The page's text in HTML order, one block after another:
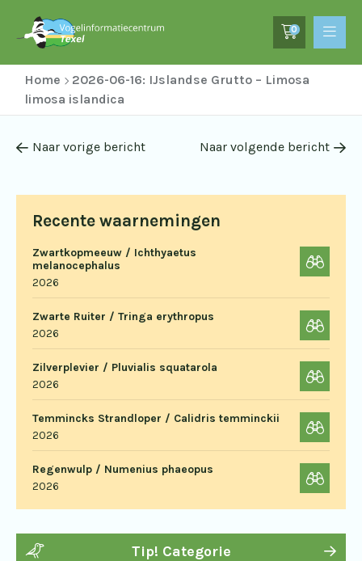
0
Home
2026-06-16: IJslandse Grutto – Limosa
limosa islandica
Recente waarnemingen
Zwartkopmeeuw / Ichthyaetus
melanocephalus
2026
Zwarte Ruiter / Tringa erythropus
2026
Zilverplevier / Pluvialis squatarola
2026
Temmincks Strandloper / Calidris temminckii
2026
Regenwulp / Numenius phaeopus
2026
Tip! Categorie
Naar vorige bericht Naar volgende bericht